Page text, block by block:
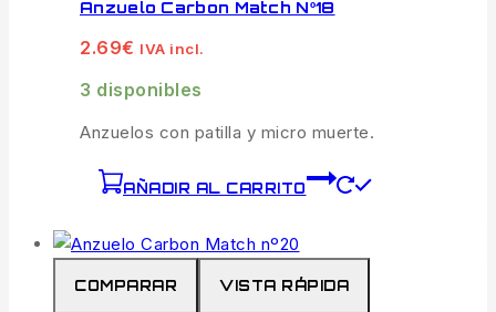
Anzuelo Carbon Match Nº18
2.69€ IVA incl.
3 disponibles
Anzuelos con patilla y micro muerte.
AÑADIR AL CARRITO
COMPARAR VISTA RÁPIDA